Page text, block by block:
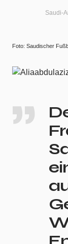
Saudi-
Foto: Saudischer